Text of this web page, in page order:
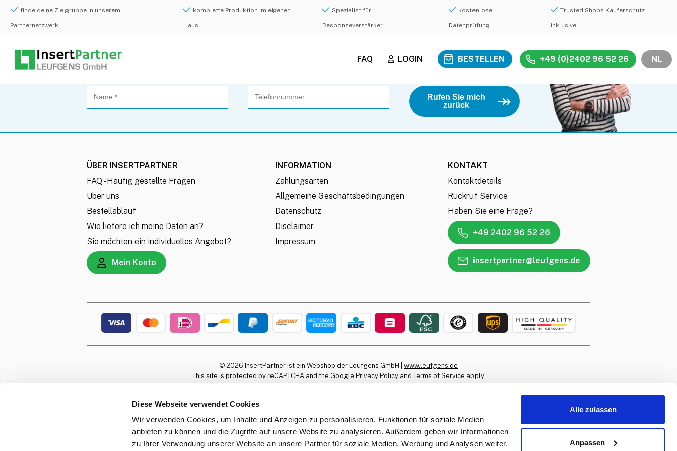
Diese Webseite verwendet Cookies
Wir verwenden Cookies, um Inhalte und Anzeigen zu personalisieren, Funktionen für soziale Medien
anbieten zu können und die Zugriffe auf unsere Website zu analysieren. Außerdem geben wir Informationen
zu Ihrer Verwendung unserer Website an unsere Partner für soziale Medien, Werbung und Analysen weiter.
Alle zulassen
Anpassen
finde deine Zielgruppe in unserem
Partnernetzwerk
komplette Produktion im eigenen
Haus
Spezialist für
Responseverstärker
kostenlose
Datenprüfung
Trusted Shops Käuferschutz
inklusive
FAQ LOGIN BESTELLEN +49 (0)2402 96 52 26 NL
Rückruf Service
Rufen Sie mich
zurück
ÜBER INSERTPARTNER
FAQ - Häufig gestellte Fragen
Über uns
Bestellablauf
Wie liefere ich meine Daten an?
Sie möchten ein individuelles Angebot?
Mein Konto
INFORMATION
Zahlungsarten
Allgemeine Geschäftsbedingungen
Datenschutz
Disclaimer
Impressum
KONTAKT
Kontaktdetails
Rückruf Service
Haben Sie eine Frage?
+49 2402 96 52 26
insertpartner@leufgens.de
© 2026 InsertPartner ist ein Webshop der Leufgens GmbH | www.leufgens.de
This site is protected by reCAPTCHA and the Google Privacy PolicyandTerms of Service apply.